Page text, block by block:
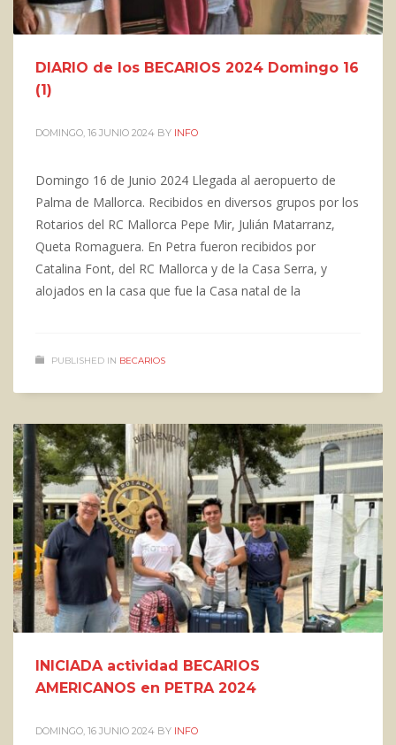
DIARIO de los BECARIOS 2024 Domingo 16
(1)
DOMINGO, 16 JUNIO 2024 BY INFO
Domingo 16 de Junio 2024 Llegada al aeropuerto de
Palma de Mallorca. Recibidos en diversos grupos por los
Rotarios del RC Mallorca Pepe Mir, Julián Matarranz,
Queta Romaguera. En Petra fueron recibidos por
Catalina Font, del RC Mallorca y de la Casa Serra, y
alojados en la casa que fue la Casa natal de la
PUBLISHED IN BECARIOS
INICIADA actividad BECARIOS
AMERICANOS en PETRA 2024
DOMINGO, 16 JUNIO 2024 BY INFO